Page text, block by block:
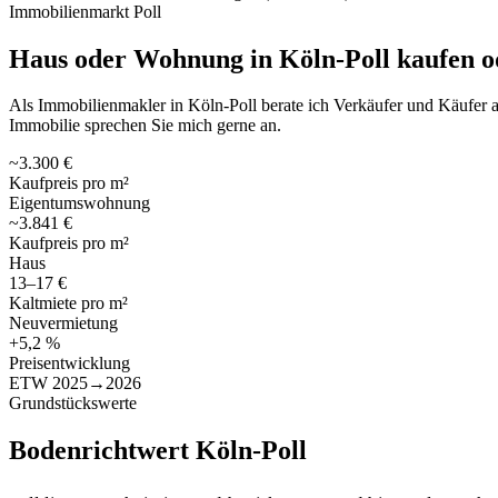
Immobilienmarkt Poll
Haus oder Wohnung in Köln-Poll kaufen
Als Immobilienmakler in Köln-Poll berate ich Verkäufer und Käufer
Immobilie sprechen Sie mich gerne an.
~3.300 €
Kaufpreis pro m²
Eigentumswohnung
~3.841 €
Kaufpreis pro m²
Haus
13–17 €
Kaltmiete pro m²
Neuvermietung
+5,2 %
Preisentwicklung
ETW 2025→2026
Grundstückswerte
Bodenrichtwert Köln-Poll